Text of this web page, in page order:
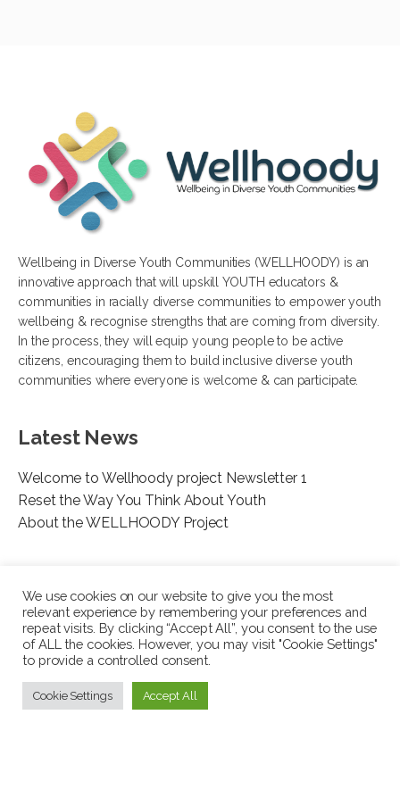
Wellbeing in Diverse Youth Communities (WELLHOODY) is an
innovative approach that will upskill YOUTH educators &
communities in racially diverse communities to empower youth
wellbeing & recognise strengths that are coming from diversity.
In the process, they will equip young people to be active
citizens, encouraging them to build inclusive diverse youth
communities where everyone is welcome & can participate.
Latest News
Welcome to Wellhoody project Newsletter 1
Reset the Way You Think About Youth
About the WELLHOODY Project
This project has been funded with support from the European
Commission. The author is solely responsible for this
publication (communication) and the Commission accepts no
responsibility for any use may be made of the information
We use cookies on our website to give you the most
relevant experience by remembering your preferences and
repeat visits. By clicking “Accept All”, you consent to the use
of ALL the cookies. However, you may visit "Cookie Settings"
to provide a controlled consent.
Cookie Settings Accept All